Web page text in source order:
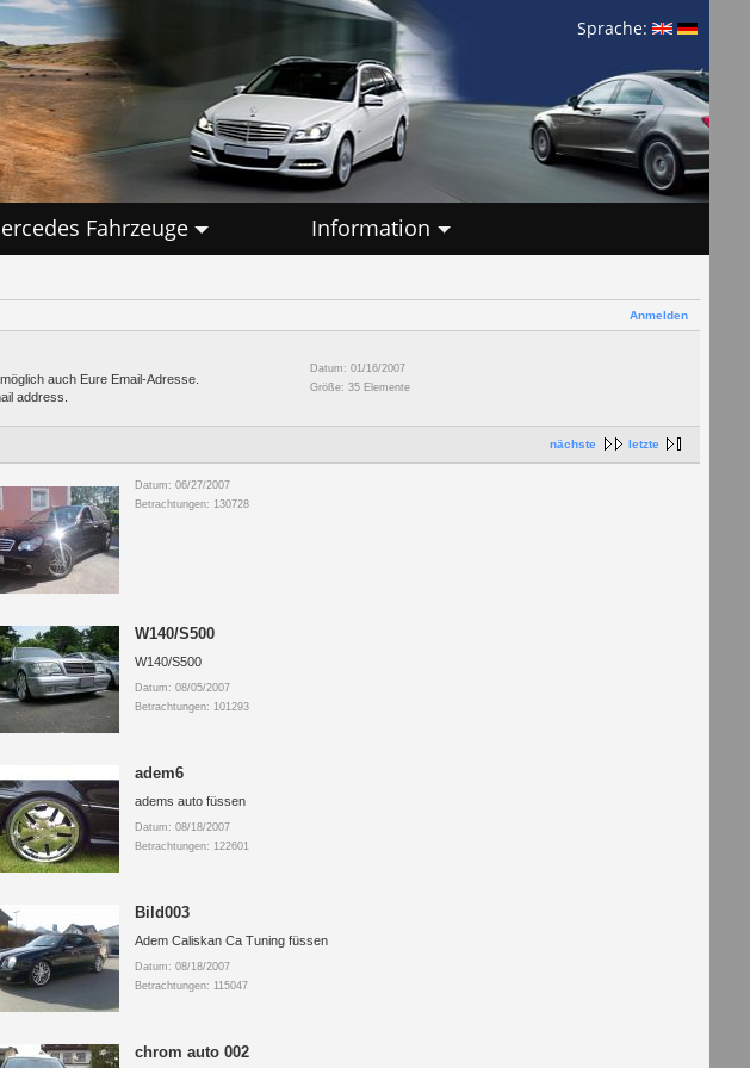
Sprache:
Fahrzeuge Information
Anmelden
auch Eure Email-Adresse.
address.
Datum: 01/16/2007
Größe: 35 Elemente
nächste letzte
Datum: 06/27/2007
Betrachtungen: 130728
W140/S500
W140/S500
Datum: 08/05/2007
Betrachtungen: 101293
adem6
adems auto füssen
Datum: 08/18/2007
Betrachtungen: 122601
Bild003
Adem Caliskan Ca Tuning füssen
Datum: 08/18/2007
Betrachtungen: 115047
chrom auto 002